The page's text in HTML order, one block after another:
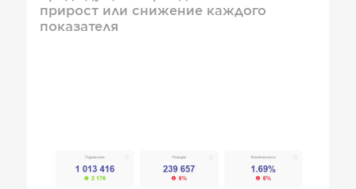
прирост или снижение каждого
показателя